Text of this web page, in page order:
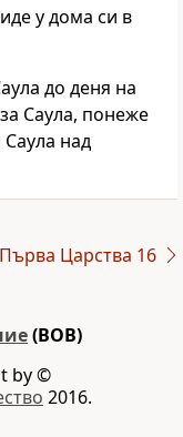
у дома си в
до деня на
Саула, понеже
Саула над
Първa Царства 16
(BOB)
by ©
2016.